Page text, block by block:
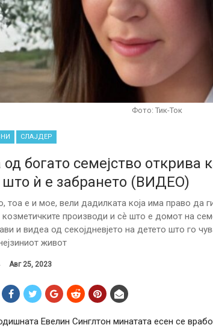
Фото: Тик-Ток
СЛАЈДЕР
богато семејство открива
што ѝ е забрането (ВИДЕО)
тоа е и мое, вели дадилката која има право да
козметичките производи и сѐ што е домот на
и видеа од секојдневјето на детето што го
живот
Авг 25, 2023
Евелин Синглтон минатата есен се